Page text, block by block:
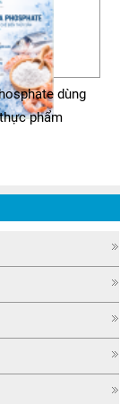
dùng
phẩm